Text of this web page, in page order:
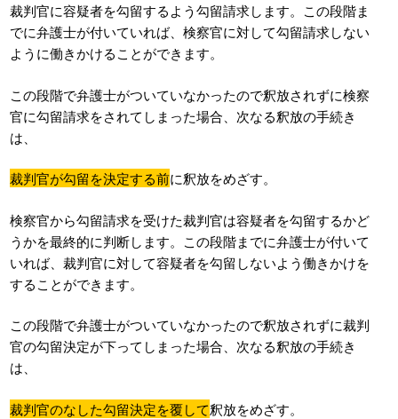
裁判官に容疑者を勾留するよう勾留請求します。この段階ま
でに弁護士が付いていれば、検察官に対して勾留請求しない
ように働きかけることができます。
この段階で弁護士がついていなかったので釈放されずに検察
官に勾留請求をされてしまった場合、次なる釈放の手続き
は、
裁判官が勾留を決定する前に釈放をめざす。
検察官から勾留請求を受けた裁判官は容疑者を勾留するかど
うかを最終的に判断します。この段階までに弁護士が付いて
いれば、裁判官に対して容疑者を勾留しないよう働きかけを
することができます。
この段階で弁護士がついていなかったので釈放されずに裁判
官の勾留決定が下ってしまった場合、次なる釈放の手続き
は、
裁判官のなした勾留決定を覆して釈放をめざす。